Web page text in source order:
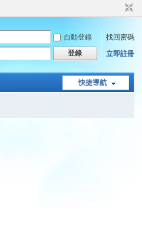
自動登錄
找回密碼
登錄 立即註冊
快捷導航